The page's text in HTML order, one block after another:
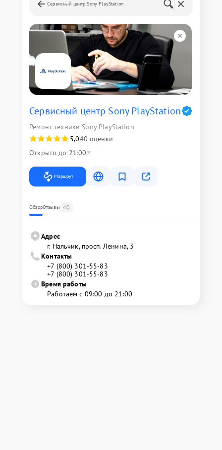
Сервисный центр Sony PlayStation
Сервисный центр Sony PlayStation
Ремонт техники Sony PlayStation
5,040 оценки
Открыто до 21:00
Маршрут
ОбзорОтзывы 40
Адрес
г. Нальчик, просп. Ленина, 3
Контакты
+7 (800) 301-55-83
+7 (800) 301-55-83
Время работы
Работаем с 09:00 до 21:00